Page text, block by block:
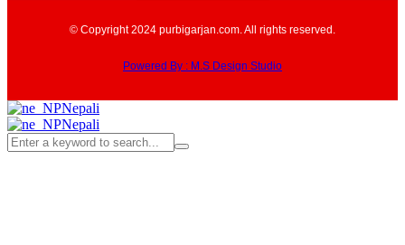
© Copyright 2024 purbigarjan.com. All rights reserved.
Powered By : M.S Design Studio
Nepali
Nepali